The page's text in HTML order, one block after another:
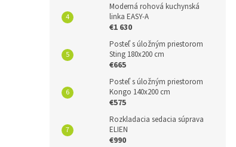
Moderná rohová kuchynská
linka EASY-A
€1 630
Posteľ s úložným priestorom
Sting 180x200 cm
€665
Posteľ s úložným priestorom
Kongo 140x200 cm
€575
Rozkladacia sedacia súprava
ELIEN
€990